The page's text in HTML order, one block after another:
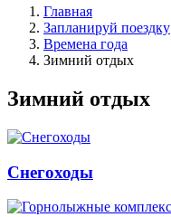
Главная
Запланируй поездку
Времена года
Зимний отдых
Зимний отдых
Снегоходы